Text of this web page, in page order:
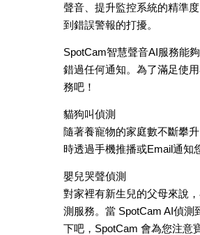
聲音、提升監控系統的精準
到錯誤警報的打擾。
SpotCam智慧聲音AI服務能
錯過任何通知。為了滿足使
務吧！
貓狗叫偵測
隨著養寵物的家庭數不斷攀
時透過手機推播或Email通知
嬰兒哭聲偵測
對家裡有新生兒的父母來說
測服務。當 SpotCam AI偵
下吧，SpotCam 會為您注意